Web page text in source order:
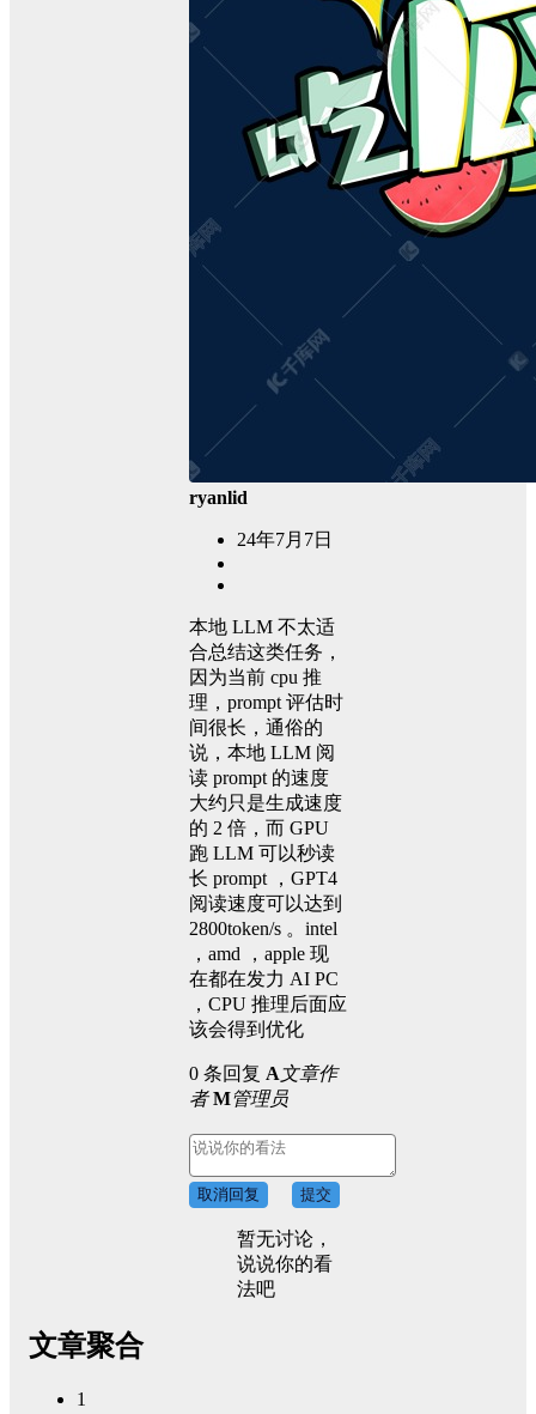
ryanlid
24年7月7日
本地 LLM 不太适
合总结这类任务，
因为当前 cpu 推
理，prompt 评估时
间很长，通俗的
说，本地 LLM 阅
读 prompt 的速度
大约只是生成速度
的 2 倍，而 GPU
跑 LLM 可以秒读
长 prompt ，GPT4
阅读速度可以达到
2800token/s 。intel
，amd ，apple 现
在都在发力 AI PC
，CPU 推理后面应
该会得到优化
0 条回复 A文章作
者 M管理员
取消回复 提交
暂无讨论，
说说你的看
法吧
文章聚合
1